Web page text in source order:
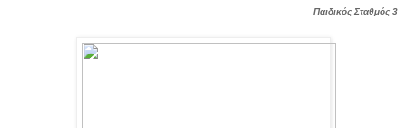
Παιδικός Σταθμός 3